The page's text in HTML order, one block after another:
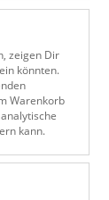
zeigen Dir
könnten.
Warenkorb
kann.